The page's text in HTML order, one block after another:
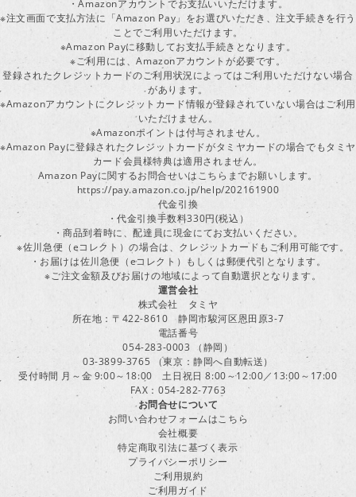
・Amazonアカウントでお支払いいただけます。
※注文画面で支払方法に「Amazon Pay」をお選びいただき、注文手続きを行う
ことでご利用いただけます。
※Amazon Payに移動してお支払手続きとなります。
※ご利用には、Amazonアカウントが必要です。
登録されたクレジットカードのご利用状況によってはご利用いただけない場合
があります。
※Amazonアカウントにクレジットカード情報が登録されていない場合はご利用
いただけません。
※Amazonポイントは付与されません。
※Amazon Payに登録されたクレジットカードがタミヤカードの場合でもタミヤ
カード会員様特典は適用されません。
Amazon Payに関するお問合せいはこちらまでお願いします。
https://pay.amazon.co.jp/help/202161900
代金引換
・代金引換手数料330円(税込）
・商品到着時に、配達員に現金にてお支払いください。
※佐川急便（eコレクト）の場合は、クレジットカードもご利用可能です。
・お届けは佐川急便（eコレクト）もしくは郵便代引となります。
※ご注文金額及びお届けの地域によって自動選択となります。
運営会社
株式会社 タミヤ
所在地：〒422-8610 静岡市駿河区恩田原3-7
電話番号
054-283-0003 （静岡）
03-3899-3765 （東京：静岡へ自動転送）
受付時間 月～金 9:00～18:00 土日祝日 8:00～12:00／13:00～17:00
FAX：054-282-7763
お問合せについて
お問い合わせフォームはこちら
会社概要
特定商取引法に基づく表示
プライバシーポリシー
ご利用規約
ご利用ガイド